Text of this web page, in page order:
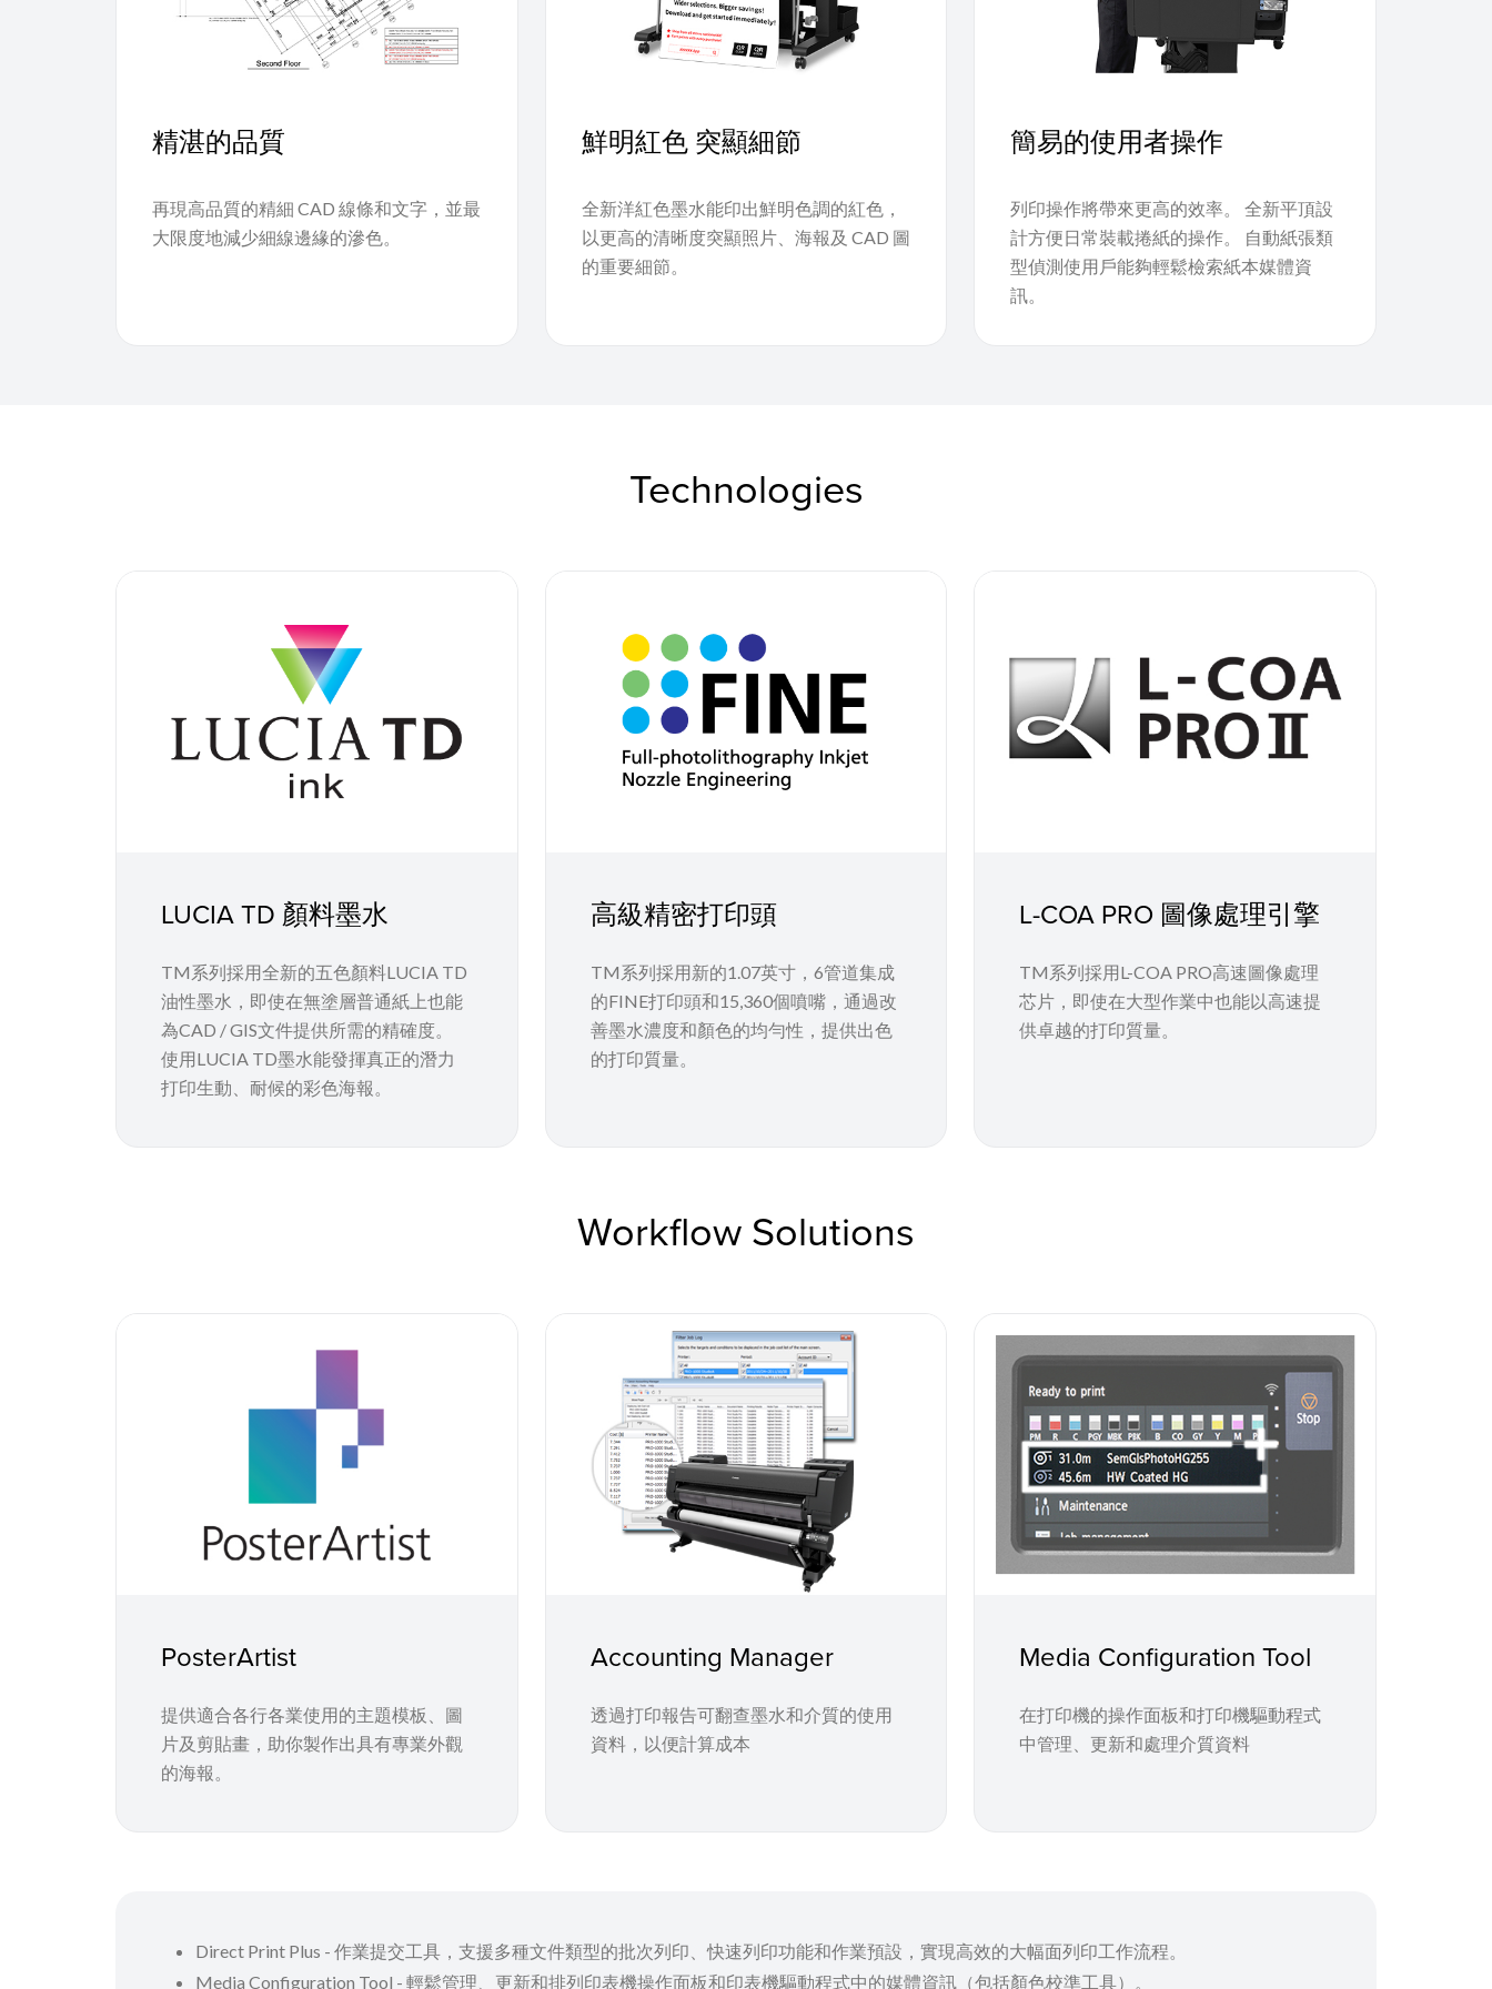
精湛的品質
再現高品質的精細 CAD 線條和文字，並最
大限度地減少細線邊緣的滲色。
鮮明紅色 突顯細節
全新洋紅色墨水能印出鮮明色調的紅色，
以更高的清晰度突顯照片、海報及 CAD 圖
的重要細節。
簡易的使用者操作
列印操作將帶來更高的效率。 全新平頂設
計方便日常裝載捲紙的操作。 自動紙張類
型偵測使用戶能夠輕鬆檢索紙本媒體資
訊。
Technologies
LUCIA TD 顏料墨水
TM系列採用全新的五色顏料LUCIA TD
油性墨水，即使在無塗層普通紙上也能
為CAD / GIS文件提供所需的精確度。
使用LUCIA TD墨水能發揮真正的潛力
打印生動、耐候的彩色海報。
高級精密打印頭
TM系列採用新的1.07英寸，6管道集成
的FINE打印頭和15,360個噴嘴，通過改
善墨水濃度和顏色的均勻性，提供出色
的打印質量。
L-COA PRO 圖像處理引擎
TM系列採用L-COA PRO高速圖像處理
芯片，即使在大型作業中也能以高速提
供卓越的打印質量。
Workflow Solutions
PosterArtist
提供適合各行各業使用的主題模板、圖
片及剪貼畫，助你製作出具有專業外觀
的海報。
Accounting Manager
透過打印報告可翻查墨水和介質的使用
資料，以便計算成本
Media Configuration Tool
在打印機的操作面板和打印機驅動程式
中管理、更新和處理介質資料
Direct Print Plus - 作業提交工具，支援多種文件類型的批次列印、快速列印功能和作業預設，實現高效的大幅面列印工作流程。
Media Configuration Tool - 輕鬆管理、更新和排列印表機操作面板和印表機驅動程式中的媒體資訊（包括顏色校準工具）。